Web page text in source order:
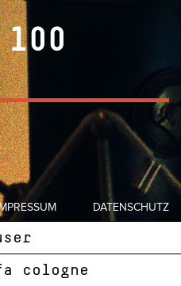
cologne
DATENSCHUTZ